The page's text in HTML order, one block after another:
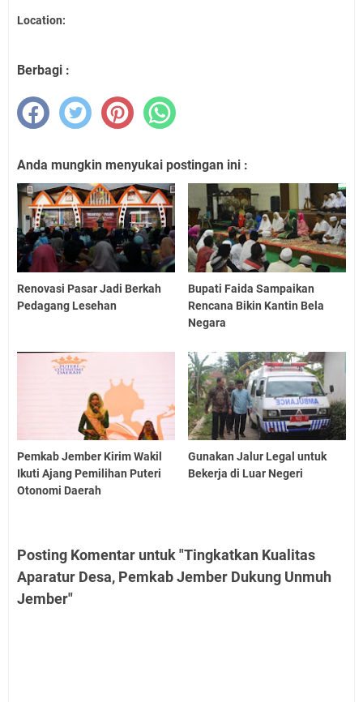
Location:
Berbagi :
Anda mungkin menyukai postingan ini :
Renovasi Pasar Jadi Berkah
Pedagang Lesehan
Bupati Faida Sampaikan
Rencana Bikin Kantin Bela
Negara
Pemkab Jember Kirim Wakil
Ikuti Ajang Pemilihan Puteri
Otonomi Daerah
Gunakan Jalur Legal untuk
Bekerja di Luar Negeri
Posting Komentar untuk "Tingkatkan Kualitas
Aparatur Desa, Pemkab Jember Dukung Unmuh
Jember"